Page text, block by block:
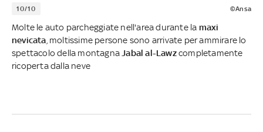
10/10 ©Ansa
Molte le auto parcheggiate nell'area durante la maxi
nevicata , moltissime persone sono arrivate per ammirare lo
spettacolo della montagna Jabal al-Lawzcompletamente
ricoperta dalla neve